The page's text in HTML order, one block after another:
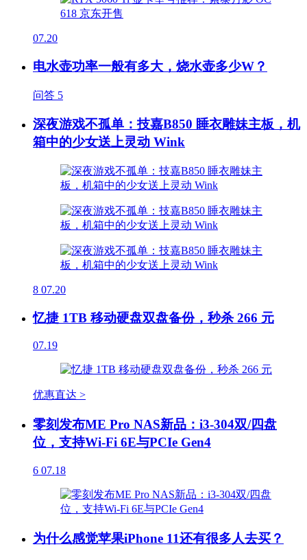
07.20
电水壶功率一般有多大，烧水壶多少W？
问答 5
深夜游戏不孤单：技嘉B850 睡衣雕妹主板，机
箱中的少女送上灵动 Wink
8 07.20
忆捷 1TB 移动硬盘双盘备份，秒杀 266 元
07.19
优惠直达 >
零刻发布ME Pro NAS新品：i3-304双/四盘
位，支持Wi-Fi 6E与PCIe Gen4
6 07.18
为什么感觉苹果iPhone 11还有很多人去买？